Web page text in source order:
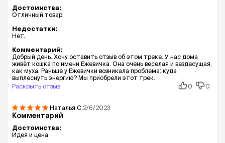
Достоинства:
Отличный товар.
Недостатки:
Нет.
Комментарий:
Добрый день. Хочу оставить отзыв об этом треке. У нас дома
живёт кошка по имени Ежевичка. Она очень веселая и вездесущая,
как муха. Раньше у Ежевички возникала проблема: куда
выплеснуть энергию? Мы приобрели этот трек.
Раскрыть отзыв
0 0
Наталья С. 2/6/2023
Комментарий
Достоинства:
Идея и цена